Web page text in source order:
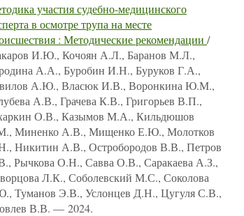
участия судебно-медицинского
в осмотре трупа на месте
: Методические рекомендации /
И.Ю., Кочоян А.Л., Баранов М.Л.,
А.А., Буробин И.Н., Буруков Г.А.,
А.Ю., Власюк И.В., Воронкина Ю.М.,
А.В., Грачева К.В., Григорьев В.П.,
О.В., Казымов М.А., Кильдюшов
Миненко А.В., Мищенко Е.Ю., Молотков
Никитин А.В., Остробородов В.В., Петров
Рычкова О.Н., Савва О.В., Саракаева А.З.,
Л.К., Соболевский М.С., Соколова
Туманов Э.В., Услонцев Д.Н., Цугуля С.В.,
В.В. — 2024.